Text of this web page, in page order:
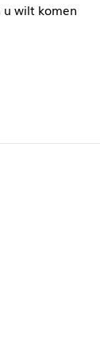
u wilt komen